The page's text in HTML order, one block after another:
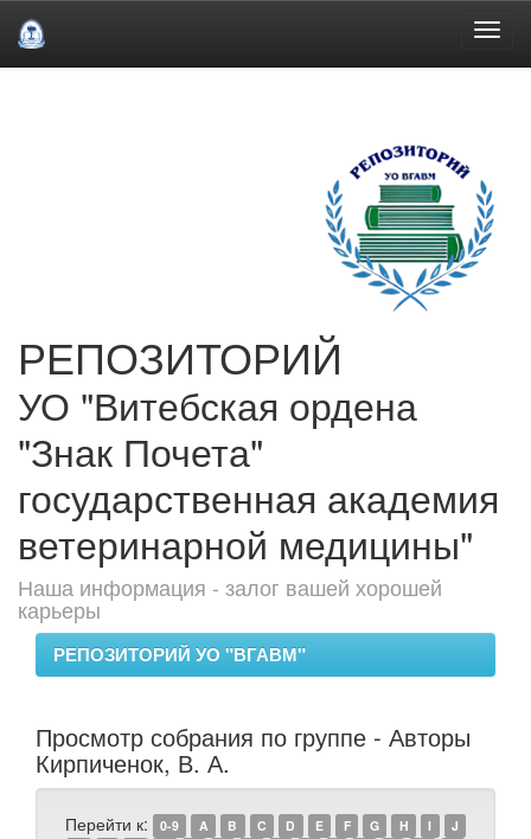
РЕПОЗИТОРИЙ
УО "Витебская ордена
"Знак Почета"
государственная академия
ветеринарной медицины"
Наша информация - залог вашей хорошей
карьеры
РЕПОЗИТОРИЙ УО "ВГАВМ"
Просмотр собрания по группе - Авторы
Кирпиченок, В. А.
Перейти к: 0-9 A B C D E F G H I
J